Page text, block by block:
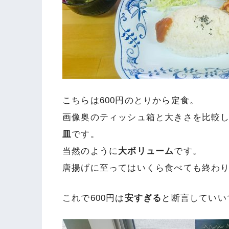
こちらは600円のとりから定食。
画像奥のティッシュ箱と大きさを比較
皿です。
当然のように大ボリュームです。
唐揚げに至ってはいくら食べても終わ
これで600円は安すぎる と断言してい